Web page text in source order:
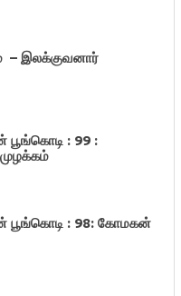
– இலக்குவனார்
பூங்கொடி : 99 :
பூங்கொடி : 98: கோமகன்